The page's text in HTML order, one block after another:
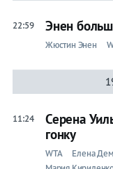
22:59 Энен
Жюстин Энен
11:24
Серена
гонку
WTA Елена